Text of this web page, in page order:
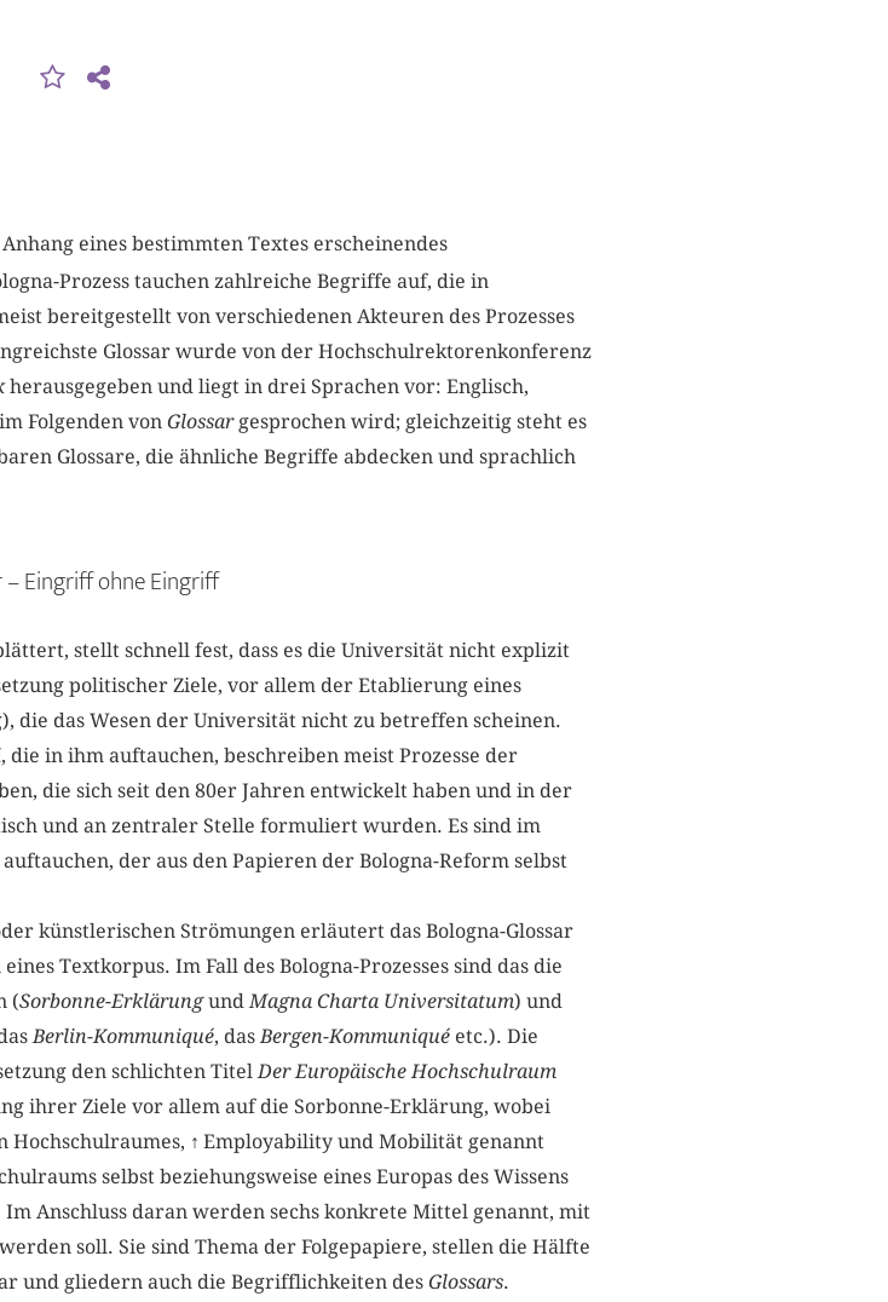
eines bestimmten Textes erscheinendes
Prozess tauchen zahlreiche Begriffe auf, die in
bereitgestellt von verschiedenen Akteuren des Prozesses
Glossar wurde von der Hochschulrektorenkonferenz
herausgegeben und liegt in drei Sprachen vor: Englisch,
Folgenden von Glossargesprochen wird; gleichzeitig steht es
Glossare, die ähnliche Begriffe abdecken und sprachlich
– Eingriff ohne Eingriff
stellt schnell fest, dass es die Universität nicht explizit
politischer Ziele, vor allem der Etablierung eines
die das Wesen der Universität nicht zu betreffen scheinen.
, die in ihm auftauchen, beschreiben meist Prozesse der
die sich seit den 80er Jahren entwickelt haben und in der
und an zentraler Stelle formuliert wurden. Es sind im
der aus den Papieren der Bologna-Reform selbst
künstlerischen Strömungen erläutert das Bologna-Glossar
Textkorpus. Im Fall des Bologna-Prozesses sind das die
(Sorbonne-ErklärungundMagna Charta Universitatum) und
Berlin-Kommuniqué, dasBergen-Kommuniquéetc.). Die
den schlichten TitelDer Europäische Hochschulraum
ihrer Ziele vor allem auf die Sorbonne-Erklärung, wobei
Hochschulraumes, ↑ Employability und Mobilität genannt
selbst beziehungsweise eines Europas des Wissens
Anschluss daran werden sechs konkrete Mittel genannt, mit
soll. Sie sind Thema der Folgepapiere, stellen die Hälfte
und gliedern auch die Begrifflichkeiten des Glossars.